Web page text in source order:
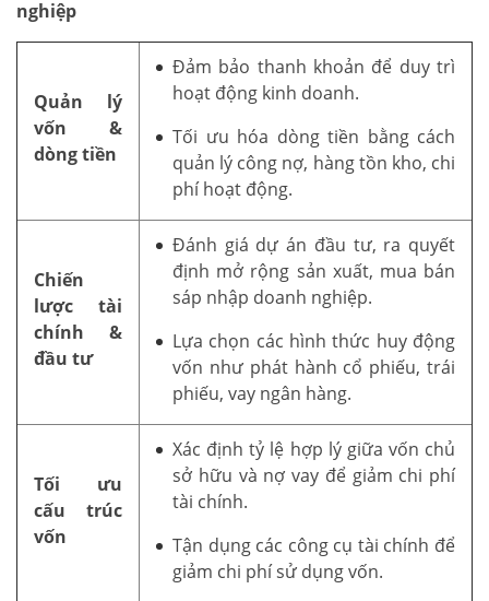
nghiệp
Quản lý
vốn &
dòng tiền
Đảm bảo thanh khoản để duy trì
hoạt động kinh doanh.
Tối ưu hóa dòng tiền bằng cách
quản lý công nợ, hàng tồn kho, chi
phí hoạt động.
Chiến
lược tài
chính &
đầu tư
Đánh giá dự án đầu tư, ra quyết
định mở rộng sản xuất, mua bán
sáp nhập doanh nghiệp.
Lựa chọn các hình thức huy động
vốn như phát hành cổ phiếu, trái
phiếu, vay ngân hàng.
Tối ưu
cấu trúc
vốn
Xác định tỷ lệ hợp lý giữa vốn chủ
sở hữu và nợ vay để giảm chi phí
tài chính.
Tận dụng các công cụ tài chính để
giảm chi phí sử dụng vốn.